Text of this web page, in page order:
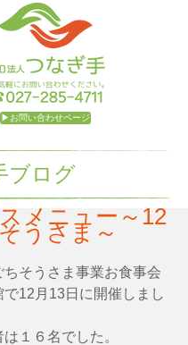
▶お問い合わせページ
ブログ
メニュー～12
うさま～
ちそうさま事業お食事会
で12月13日に開催しまし
１６名でした。